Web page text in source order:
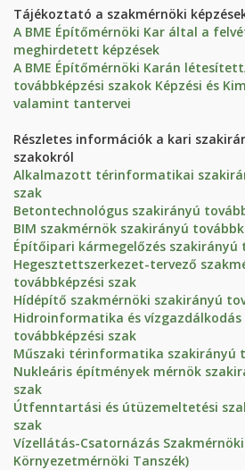
Tájékoztató a szakmérnöki
A BME Építőmérnöki Kar által a
meghirdetett képzések
A BME Építőmérnöki Karán
továbbképzési szakok Képzési és
valamint tantervei
Részletes információk a kari
szakokról
Alkalmazott térinformatikai
szak
Betontechnológus szakirányú
BIM szakmérnök szakirányú
Építőipari kármegelőzés szakirányú
Hegesztettszerkezet-tervező
továbbképzési szak
Hídépítő szakmérnöki szakirányú
Hidroinformatika és vízgazdálkodás
továbbképzési szak
Műszaki térinformatika szakirányú
Nukleáris építmények mérnök
szak
Útfenntartási és útüzemeltetési
szak
Vízellátás-Csatornázás
Környezetmérnöki Tanszék)